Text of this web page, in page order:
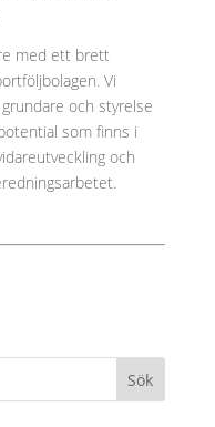
med ett brett
Vi
och styrelse
som finns i
och